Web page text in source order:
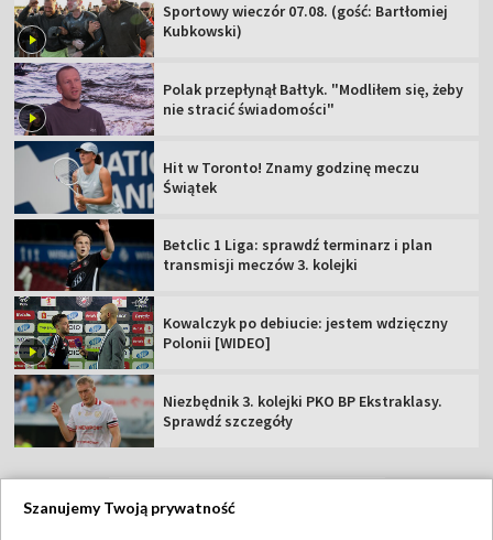
Sportowy wieczór 07.08. (gość: Bartłomiej
Kubkowski)
Polak przepłynął Bałtyk. "Modliłem się, żeby
nie stracić świadomości"
Hit w Toronto! Znamy godzinę meczu
Świątek
Betclic 1 Liga: sprawdź terminarz i plan
transmisji meczów 3. kolejki
Kowalczyk po debiucie: jestem wdzięczny
Polonii [WIDEO]
Niezbędnik 3. kolejki PKO BP Ekstraklasy.
Sprawdź szczegóły
Szanujemy Twoją prywatność